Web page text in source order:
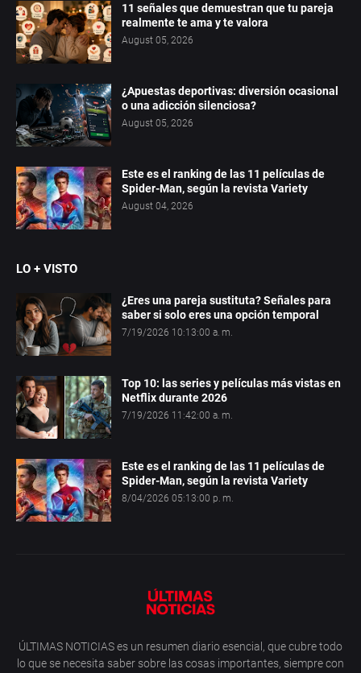
11 señales que demuestran que tu pareja
realmente te ama y te valora
August 05, 2026
¿Apuestas deportivas: diversión ocasional
o una adicción silenciosa?
August 05, 2026
Este es el ranking de las 11 películas de
Spider-Man, según la revista Variety
August 04, 2026
LO + VISTO
¿Eres una pareja sustituta? Señales para
saber si solo eres una opción temporal
7/19/2026 10:13:00 a. m.
Top 10: las series y películas más vistas en
Netflix durante 2026
7/19/2026 11:42:00 a. m.
Este es el ranking de las 11 películas de
Spider-Man, según la revista Variety
8/04/2026 05:13:00 p. m.
ÚLTIMAS NOTICIAS es un resumen diario esencial, que cubre todo
lo que se necesita saber sobre las cosas importantes, siempre con